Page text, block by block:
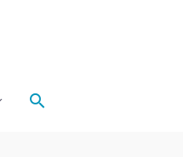
Rechercher